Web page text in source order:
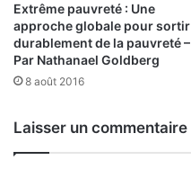
o
u
v
e
a
C
n
c
a
i
a
Extrême pauvreté : Une
approche globale pour sortir
durablement de la pauvreté –
Par Nathanael Goldberg
8 août 2016
Laisser un commentaire